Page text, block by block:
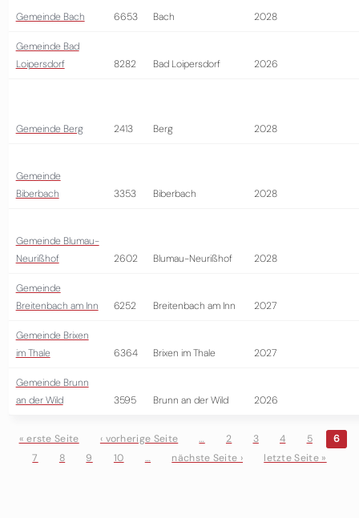
Gemeinde Bach 6653 Bach 2028
Gemeinde Bad
Loipersdorf
8282 Bad Loipersdorf 2026
Gemeinde Berg 2413 Berg 2028
Gemeinde
Biberbach
3353 Biberbach 2028
Gemeinde Blumau-
Neurißhof
2602 Blumau-Neurißhof 2028
Gemeinde
Breitenbach am Inn
6252 Breitenbach am Inn 2027
Gemeinde Brixen
im Thale
6364 Brixen im Thale 2027
Gemeinde Brunn
an der Wild
3595 Brunn an der Wild 2026
Seiten
« erste Seite ‹ vorherige Seite … 2 3 4 5
6
7
8 9 10 … nächste Seite › letzte Seite »